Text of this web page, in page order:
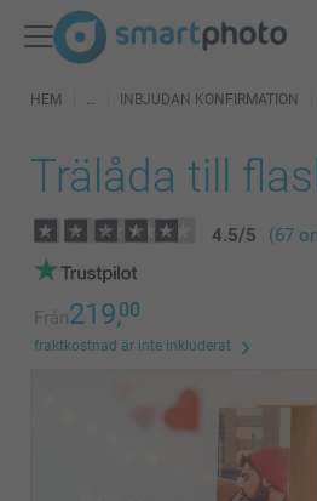
HEM INBJUDAN KONFIRMATION
Trälåda till
4.5/5 (67
Från219,00
fraktkostnad är inte inkluderat